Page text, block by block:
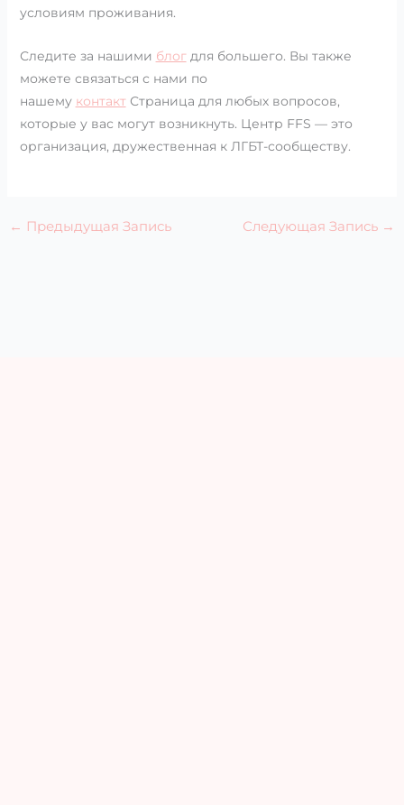
условиям проживания.
Следите за нашими блогдля большего. Вы также
можете связаться с нами по
нашему контактСтраница для любых вопросов,
которые у вас могут возникнуть. Центр FFS — это
организация, дружественная к ЛГБТ-сообществу.
← Предыдущая Запись Следующая Запись →